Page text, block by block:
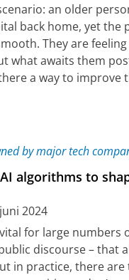
an older
back home, yet the
They are
what awaits them
a way to improve
algorithms to
2024
for large numbers
discourse – that
in practice, there are